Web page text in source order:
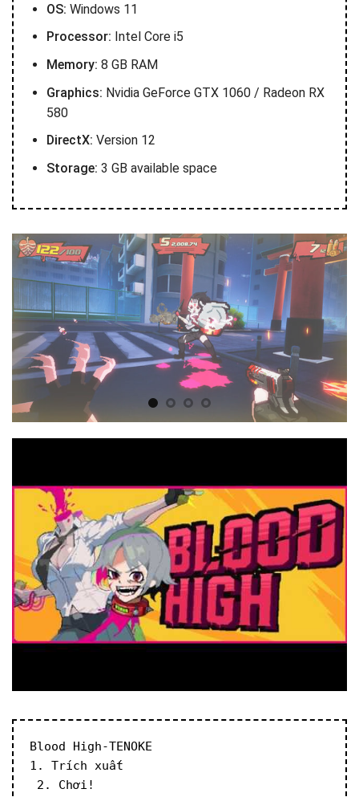
OS: Windows 11
Processor: Intel Core i5
Memory: 8 GB RAM
Graphics: Nvidia GeForce GTX 1060 / Radeon RX
580
DirectX: Version 12
Storage: 3 GB available space
Blood High-TENOKE
1. Trích xuất
2. Chơi!